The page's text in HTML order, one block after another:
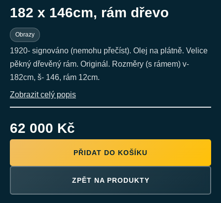
182 x 146cm, rám dřevo
Obrazy
1920- signováno (nemohu přečíst). Olej na plátně. Velice
pěkný dřevěný rám. Originál. Rozměry (s rámem) v-
182cm, š- 146, rám 12cm.
Zobrazit celý popis
62 000 Kč
PŘIDAT DO KOŠÍKU
ZPĚT NA PRODUKTY